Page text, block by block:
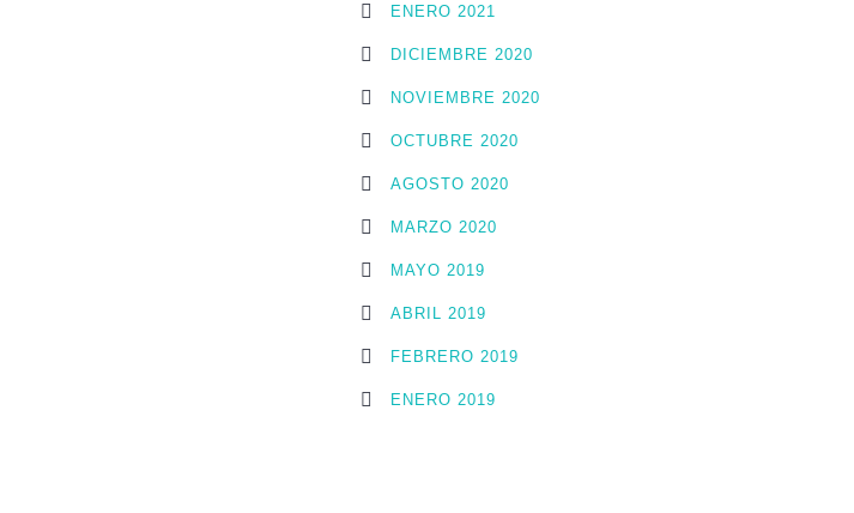
ENERO 2021
DICIEMBRE 2020
NOVIEMBRE 2020
OCTUBRE 2020
AGOSTO 2020
MARZO 2020
MAYO 2019
ABRIL 2019
FEBRERO 2019
ENERO 2019